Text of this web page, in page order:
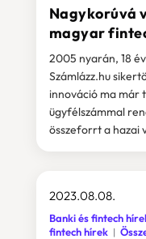
Nagykorúvá
magyar
2005 nyarán, 18
Számlázz.hu
innováció ma már
ügyfélszámmal
összeforrt a hazai
2023.08.08.
Banki és fintech
fintech hírek